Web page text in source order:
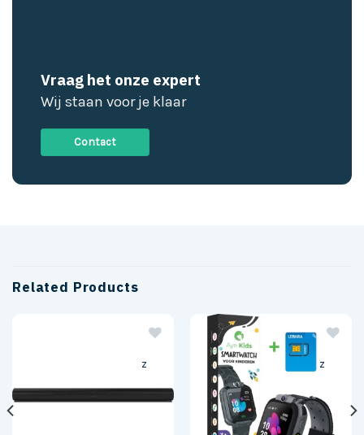
Vraag het onze expert
Wij staan voor je klaar
Contact
Related Products
z z